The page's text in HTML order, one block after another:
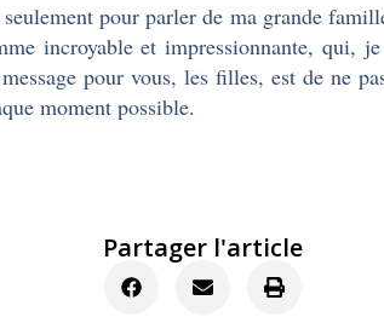
pour parler de ma grande
incroyable et impressionnante, qui,
pour vous, les filles, est de ne
moment possible.
Partager l'article